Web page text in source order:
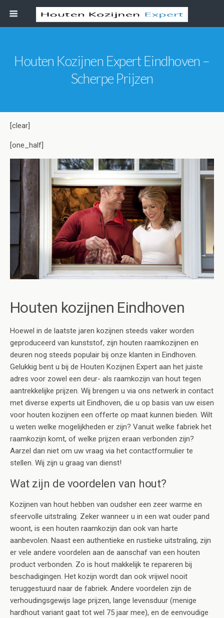
Houten Kozijnen Expert Eindhoven –
Scherpe Prijzen
[clear]
[one_half]
Houten kozijnen Eindhoven
Hoewel in de laatste jaren kozijnen steeds vaker worden
geproduceerd van kunststof, zijn houten raamkozijnen en
deuren nog steeds populair bij onze klanten in Eindhoven.
Gelukkig bent u bij de Houten Kozijnen Expert aan het juiste
adres voor zowel een deur- als raamkozijn van hout tegen
aantrekkelijke prijzen. Wij brengen u via ons netwerk in contact
met diverse experts uit Eindhoven, die u op basis van uw eisen
voor houten kozijnen een offerte op maat kunnen bieden. Wilt
u weten welke mogelijkheden er zijn? Vanuit welke fabriek het
raamkozijn komt, of welke prijzen eraan verbonden zijn?
Aarzel dan niet om uw vraag via het contactformulier te
stellen. Wij zijn u graag van dienst!
Wat zijn de voordelen van hout?
Kozijnen van hout hebben van oudsher een zeer warme en
sfeervolle uitstraling. Zeker wanneer u in een wat ouder pand
woont, is een houten raamkozijn dan ook van harte
aanbevolen. Naast een authentieke en rustieke uitstraling, zijn
er vele andere voordelen aan de aanschaf van een houten
product verbonden. Zo is hout makkelijk te repareren bij
beschadigingen. Het kozijn wordt dan ook vrijwel nooit
teruggestuurd naar de fabriek. Andere voordelen zijn de
verhoudingsgewijs lage prijzen, lange levensduur (menige
hardhout variant gaat tot wel 75 jaar mee), en de eenvoudige